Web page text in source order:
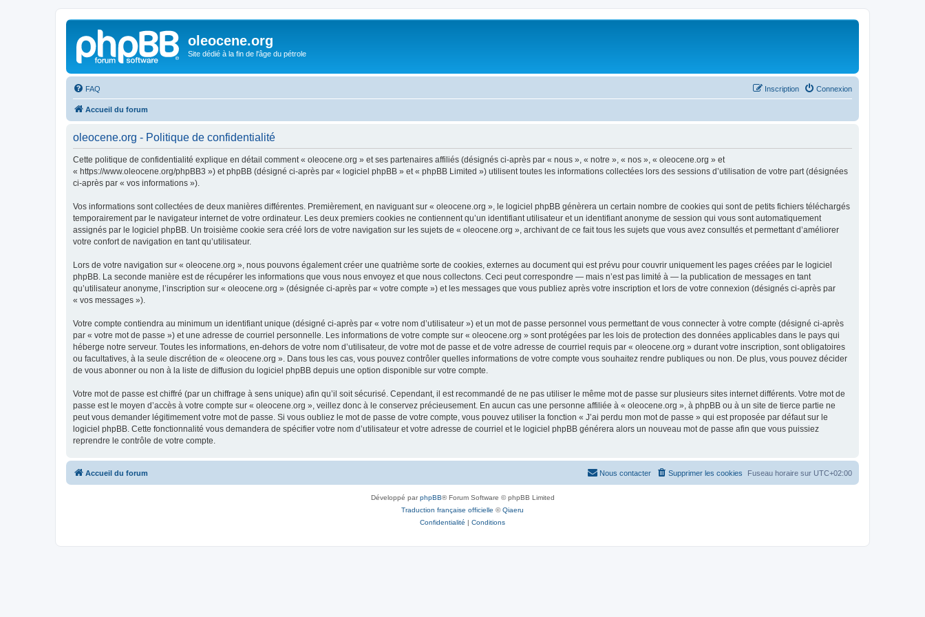
oleocene.org
Site dédié à la fin de l'âge du pétrole
FAQ Connexion
Inscription
Accueil du forum
oleocene.org - Politique de confidentialité
Cette politique de confidentialité explique en détail comment « oleocene.org » et ses partenaires affiliés (désignés ci-après par « nous », « notre », « nos », « oleocene.org » et
« https://www.oleocene.org/phpBB3 ») et phpBB (désigné ci-après par « logiciel phpBB » et « phpBB Limited ») utilisent toutes les informations collectées lors des sessions d’utilisation de votre part (désignées
ci-après par « vos informations »).
Vos informations sont collectées de deux manières différentes. Premièrement, en naviguant sur « oleocene.org », le logiciel phpBB génèrera un certain nombre de cookies qui sont de petits fichiers téléchargés
temporairement par le navigateur internet de votre ordinateur. Les deux premiers cookies ne contiennent qu’un identifiant utilisateur et un identifiant anonyme de session qui vous sont automatiquement
assignés par le logiciel phpBB. Un troisième cookie sera créé lors de votre navigation sur les sujets de « oleocene.org », archivant de ce fait tous les sujets que vous avez consultés et permettant d’améliorer
votre confort de navigation en tant qu’utilisateur.
Lors de votre navigation sur « oleocene.org », nous pouvons également créer une quatrième sorte de cookies, externes au document qui est prévu pour couvrir uniquement les pages créées par le logiciel
phpBB. La seconde manière est de récupérer les informations que vous nous envoyez et que nous collectons. Ceci peut correspondre — mais n’est pas limité à — la publication de messages en tant
qu’utilisateur anonyme, l’inscription sur « oleocene.org » (désignée ci-après par « votre compte ») et les messages que vous publiez après votre inscription et lors de votre connexion (désignés ci-après par
« vos messages »).
Votre compte contiendra au minimum un identifiant unique (désigné ci-après par « votre nom d’utilisateur ») et un mot de passe personnel vous permettant de vous connecter à votre compte (désigné ci-après
par « votre mot de passe ») et une adresse de courriel personnelle. Les informations de votre compte sur « oleocene.org » sont protégées par les lois de protection des données applicables dans le pays qui
héberge notre serveur. Toutes les informations, en-dehors de votre nom d’utilisateur, de votre mot de passe et de votre adresse de courriel requis par « oleocene.org » durant votre inscription, sont obligatoires
ou facultatives, à la seule discrétion de « oleocene.org ». Dans tous les cas, vous pouvez contrôler quelles informations de votre compte vous souhaitez rendre publiques ou non. De plus, vous pouvez décider
de vous abonner ou non à la liste de diffusion du logiciel phpBB depuis une option disponible sur votre compte.
Votre mot de passe est chiffré (par un chiffrage à sens unique) afin qu’il soit sécurisé. Cependant, il est recommandé de ne pas utiliser le même mot de passe sur plusieurs sites internet différents. Votre mot de
passe est le moyen d’accès à votre compte sur « oleocene.org », veillez donc à le conservez précieusement. En aucun cas une personne affiliée à « oleocene.org », à phpBB ou à un site de tierce partie ne
peut vous demander légitimement votre mot de passe. Si vous oubliez le mot de passe de votre compte, vous pouvez utiliser la fonction « J’ai perdu mon mot de passe » qui est proposée par défaut sur le
logiciel phpBB. Cette fonctionnalité vous demandera de spécifier votre nom d’utilisateur et votre adresse de courriel et le logiciel phpBB générera alors un nouveau mot de passe afin que vous puissiez
reprendre le contrôle de votre compte.
Accueil du forum Fuseau horaire sur UTC+02:00
Supprimer les cookies
Nous contacter
Développé parphpBB® Forum Software © phpBB Limited
Traduction française officielle ©Qiaeru
Confidentialité | Conditions